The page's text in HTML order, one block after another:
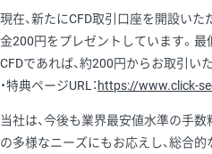
現在、新たにCFD取引口座を開設い
金200円をプレゼントしています。
CFDであれば、約200円からお取引い
・特典ページURL：https://www.click-
当社は、今後も業界最安値水準の手
の多様なニーズにもお応えし、総合